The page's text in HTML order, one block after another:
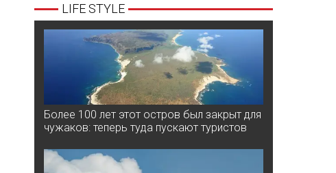
LIFE STYLE
Более 100 лет этот остров был закрыт для
чужаков: теперь туда пускают туристов